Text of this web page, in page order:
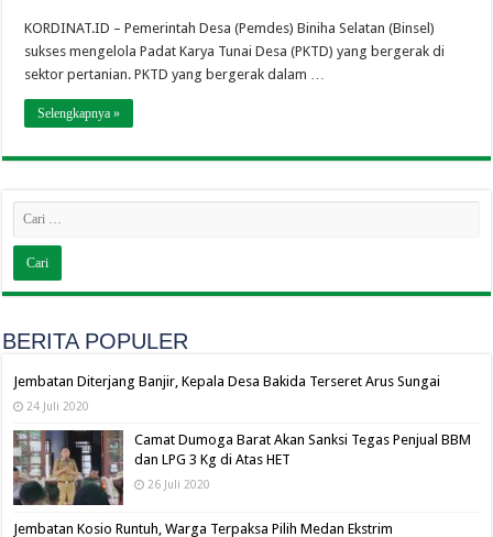
KORDINAT.ID – Pemerintah Desa (Pemdes) Biniha Selatan (Binsel)
sukses mengelola Padat Karya Tunai Desa (PKTD) yang bergerak di
sektor pertanian. PKTD yang bergerak dalam …
Selengkapnya »
BERITA POPULER
Jembatan Diterjang Banjir, Kepala Desa Bakida Terseret Arus Sungai
24 Juli 2020
Camat Dumoga Barat Akan Sanksi Tegas Penjual BBM
dan LPG 3 Kg di Atas HET
26 Juli 2020
Jembatan Kosio Runtuh, Warga Terpaksa Pilih Medan Ekstrim